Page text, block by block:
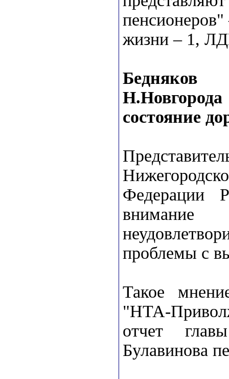
жизни – 1,
Бедняков
состояние
Федерации
проблемы с
Такое
"НТА-
отчет
Булавинова